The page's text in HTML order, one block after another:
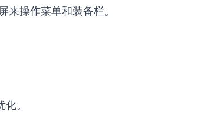
操作菜单和装备栏。
。